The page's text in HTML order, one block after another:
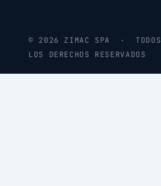
© 2026 ZIMAC SPA · TODOS
LOS DERECHOS RESERVADOS